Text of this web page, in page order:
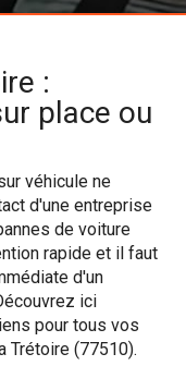
:
place ou
véhicule ne
d'une entreprise
de voiture
rapide et il faut
d'un
ici
pour tous vos
Trétoire (77510).